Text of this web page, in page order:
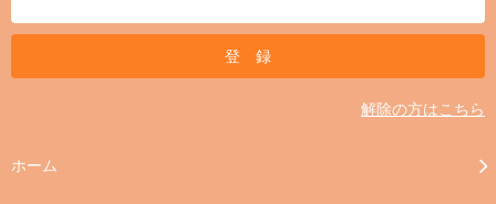
解除の方はこちら
ホーム